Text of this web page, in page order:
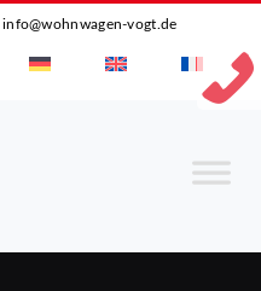
info@wohnwagen-vogt.de